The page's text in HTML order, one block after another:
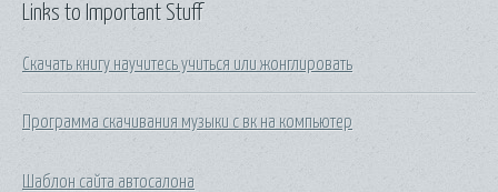
Links to Important Stuff
Скачать книгу научитесь учиться или жонглировать
Программа скачивания музыки с вк на компьютер
Шаблон сайта автосалона